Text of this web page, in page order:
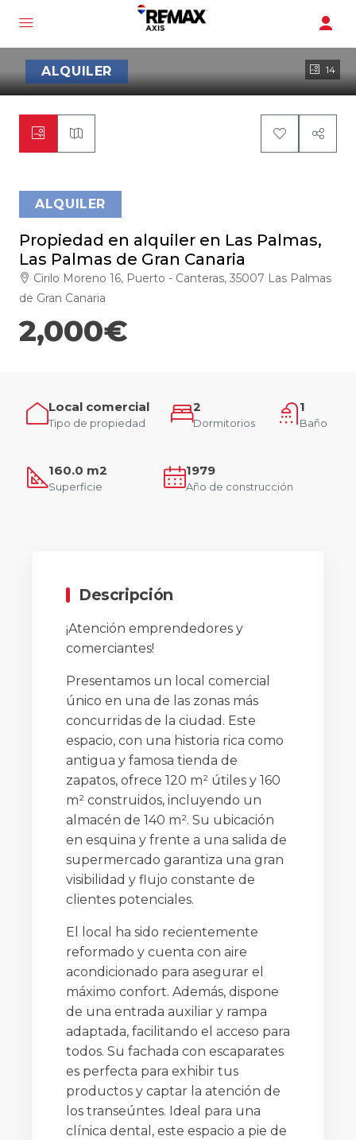
14
ALQUILER
ALQUILER
Propiedad en alquiler en Las Palmas,
Las Palmas de Gran Canaria
Cirilo Moreno 16, Puerto - Canteras, 35007 Las Palmas
de Gran Canaria
2,000€
Local comercial
Tipo de propiedad
2
Dormitorios
1
Baño
160.0 m2
Superficie
1979
Año de construcción
Descripción
¡Atención emprendedores y
comerciantes!
Presentamos un local comercial
único en una de las zonas más
concurridas de la ciudad. Este
espacio, con una historia rica como
antigua y famosa tienda de
zapatos, ofrece 120 m² útiles y 160
m² construidos, incluyendo un
almacén de 140 m². Su ubicación
en esquina y frente a una salida de
supermercado garantiza una gran
visibilidad y flujo constante de
clientes potenciales.
El local ha sido recientemente
reformado y cuenta con aire
acondicionado para asegurar el
máximo confort. Además, dispone
de una entrada auxiliar y rampa
adaptada, facilitando el acceso para
todos. Su fachada con escaparates
es perfecta para exhibir tus
productos y captar la atención de
los transeúntes. Ideal para una
clínica dental, este espacio a pie de